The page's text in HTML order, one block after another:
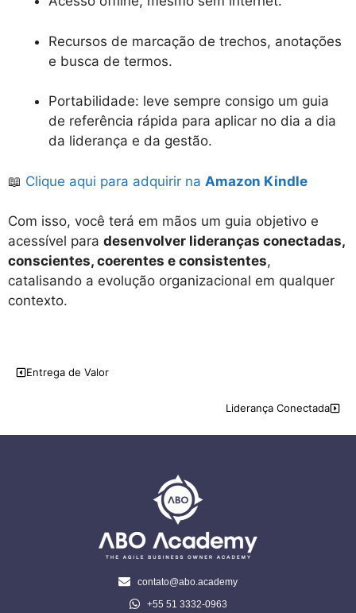
Recursos de marcação de trechos, anotações
e busca de termos.
Portabilidade: leve sempre consigo um guia
de referência rápida para aplicar no dia a dia
da liderança e da gestão.
📖 Clique aqui para adquirir na Amazon Kindle
Com isso, você terá em mãos um guia objetivo e
acessível para desenvolver lideranças conectadas,
conscientes, coerentes e consistentes,
catalisando a evolução organizacional em qualquer
contexto.
Entrega de Valor
Liderança Conectada
contato@abo.academy
+55 51 3332-0963